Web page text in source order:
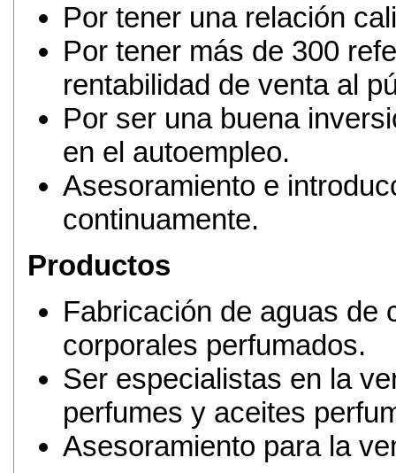
Por tener una relación
Por tener más de 300
rentabilidad de venta al
Por ser una buena
en el autoempleo.
Asesoramiento e
continuamente.
Productos
Fabricación de aguas de
corporales perfumados.
Ser especialistas en la
perfumes y aceites
Asesoramiento para la